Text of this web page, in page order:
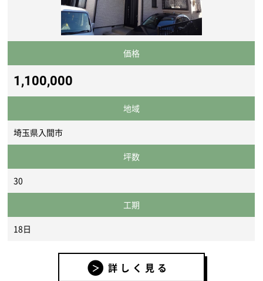
価格
1,100,000
地域
埼玉県入間市
坪数
30
工期
18日
詳しく見る